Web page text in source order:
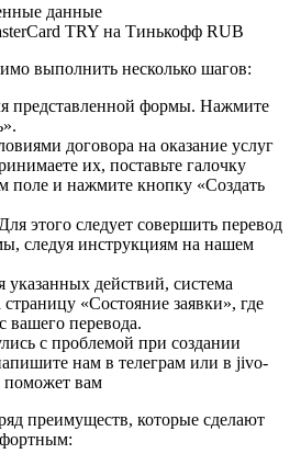
данные
TRY на Тинькофф RUB
выполнить несколько шагов:
представленной формы. Нажмите
договора на оказание услуг
их, поставьте галочку
поле и нажмите кнопку «Создать
этого следует совершить перевод
следуя инструкциям на нашем
действий, система
«Состояние заявки», где
вашего перевода.
с проблемой при создании
нам в телеграм или в jivo-
поможет вам
преимуществ, которые сделают